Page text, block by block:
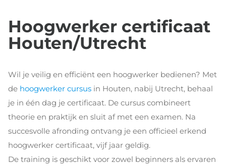
Hoogwerker certificaat
Houten/Utrecht
Wil je veilig en efficiënt een hoogwerker bedienen? Met
de hoogwerker cursus in Houten, nabij Utrecht, behaal
je in één dag je certificaat. De cursus combineert
theorie en praktijk en sluit af met een examen. Na
succesvolle afronding ontvang je een officieel erkend
hoogwerker certificaat, vijf jaar geldig.
De training is geschikt voor zowel beginners als ervaren